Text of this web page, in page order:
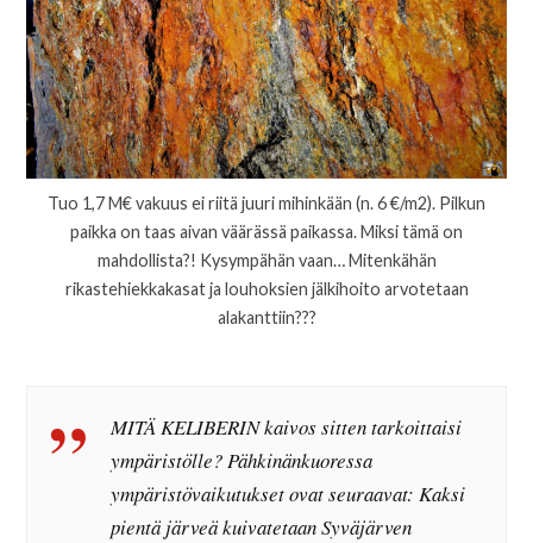
Tuo 1,7 M€ vakuus ei riitä juuri mihinkään (n. 6 €/m2). Pilkun
paikka on taas aivan väärässä paikassa. Miksi tämä on
mahdollista?! Kysympähän vaan… Mitenkähän
rikastehiekkakasat ja louhoksien jälkihoito arvotetaan
alakanttiin???
MITÄ KELIBERIN kaivos sitten tarkoittaisi
ympäristölle? Pähkinänkuoressa
ympäristövaikutukset ovat seuraavat: Kaksi
pientä järveä kuivatetaan Syväjärven